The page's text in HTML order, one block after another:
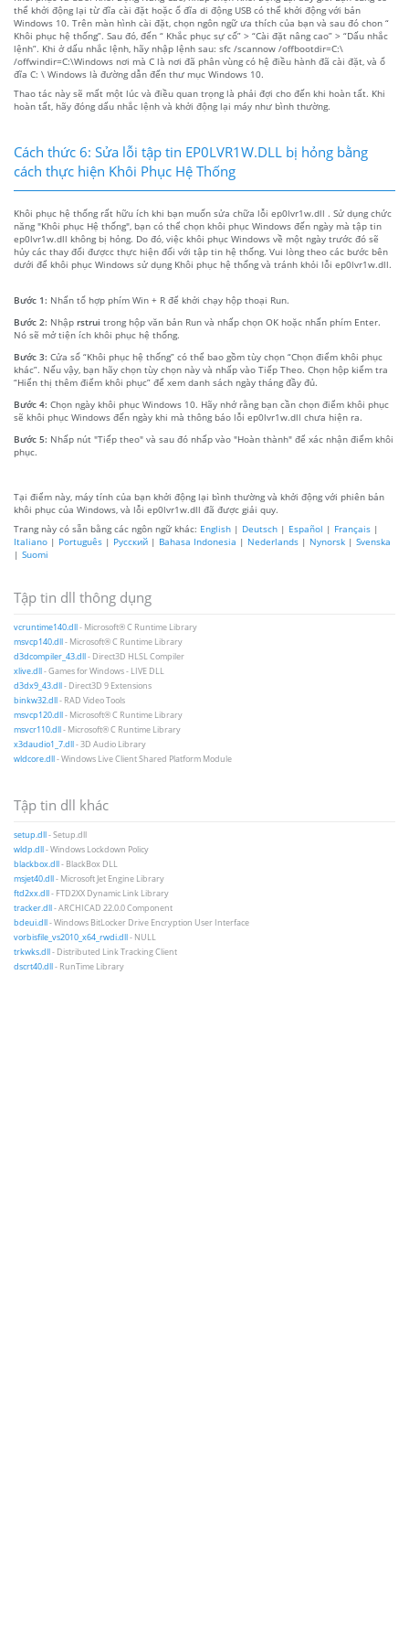
thể khởi động lại từ đĩa cài đặt hoặc ổ đĩa di động USB có thể khởi động với bản
Windows 10. Trên màn hình cài đặt, chọn ngôn ngữ ưa thích của bạn và sau đó chon “
Khôi phục hệ thống”. Sau đó, đến “ Khắc phục sự cố” > “Cài đặt nâng cao” > “Dấu nhắc
lệnh”. Khi ở dấu nhắc lệnh, hãy nhập lệnh sau: sfc /scannow /offbootdir=C:\
/offwindir=C:\Windows nơi mà C là nơi đã phân vùng có hệ điều hành đã cài đặt, và ổ
đĩa C: \ Windows là đường dẫn đến thư mục Windows 10.
Thao tác này sẽ mất một lúc và điều quan trọng là phải đợi cho đến khi hoàn tất. Khi
hoàn tất, hãy đóng dấu nhắc lệnh và khởi động lại máy như bình thường.
Cách thức 6: Sửa lỗi tập tin EP0LVR1W.DLL bị hỏng bằng
cách thực hiện Khôi Phục Hệ Thống
Khôi phục hệ thống rất hữu ích khi bạn muốn sửa chữa lỗi ep0lvr1w.dll . Sử dụng chức
năng "Khôi phục Hệ thống", bạn có thể chọn khôi phục Windows đến ngày mà tập tin
ep0lvr1w.dll không bị hỏng. Do đó, việc khôi phục Windows về một ngày trước đó sẽ
hủy các thay đổi đượcc thực hiện đối với tập tin hệ thống. Vui lòng theo các bước bên
dưới để khôi phục Windows sử dụng Khôi phục hệ thống và tránh khỏi lỗi ep0lvr1w.dll.
Bước 1: Nhấn tổ hợp phím Win + R để khởi chạy hộp thoại Run.
Bước 2: Nhập rstrui trong hộp văn bản Run và nhấp chọn OK hoặc nhấn phím Enter.
Nó sẽ mở tiện ích khôi phục hệ thống.
Bước 3: Cửa sổ “Khôi phục hệ thống” có thể bao gồm tùy chọn “Chọn điểm khôi phục
khác”. Nếu vậy, bạn hãy chọn tùy chọn này và nhấp vào Tiếp Theo. Chọn hộp kiểm tra
“Hiển thị thêm điểm khôi phục” để xem danh sách ngày tháng đầy đủ.
Bước 4: Chọn ngày khôi phục Windows 10. Hãy nhớ rằng bạn cần chọn điểm khôi phục
sẽ khôi phục Windows đến ngày khi mà thông báo lỗi ep0lvr1w.dll chưa hiện ra.
Bước 5: Nhấp nút "Tiếp theo" và sau đó nhấp vào "Hoàn thành" để xác nhận điểm khôi
phục.
Tại điểm này, máy tính của bạn khởi động lại bình thường và khởi động với phiên bản
khôi phục của Windows, và lỗi ep0lvr1w.dll đã được giải quy.
Trang này có sẵn bằng các ngôn ngữ khác: English | Deutsch | Español | Français |
Italiano | Português | Русский | Bahasa Indonesia | Nederlands | Nynorsk | Svenska
| Suomi
Tập tin dll thông dụng
vcruntime140.dll- Microsoft® C Runtime Library
msvcp140.dll- Microsoft® C Runtime Library
d3dcompiler_43.dll- Direct3D HLSL Compiler
xlive.dll- Games for Windows - LIVE DLL
d3dx9_43.dll- Direct3D 9 Extensions
binkw32.dll- RAD Video Tools
msvcp120.dll- Microsoft® C Runtime Library
msvcr110.dll- Microsoft® C Runtime Library
x3daudio1_7.dll- 3D Audio Library
wldcore.dll- Windows Live Client Shared Platform Module
Tập tin dll khác
setup.dll- Setup.dll
wldp.dll- Windows Lockdown Policy
blackbox.dll- BlackBox DLL
msjet40.dll- Microsoft Jet Engine Library
ftd2xx.dll- FTD2XX Dynamic Link Library
tracker.dll- ARCHICAD 22.0.0 Component
bdeui.dll- Windows BitLocker Drive Encryption User Interface
vorbisfile_vs2010_x64_rwdi.dll- NULL
trkwks.dll- Distributed Link Tracking Client
dscrt40.dll- RunTime Library